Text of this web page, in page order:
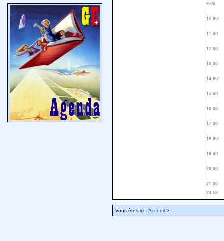
9:00
10:00
11:00
12:00
13:00
14:00
15:00
16:00
17:00
18:00
19:00
20:00
21:00
23:59
Vous êtes ici : Accueil >